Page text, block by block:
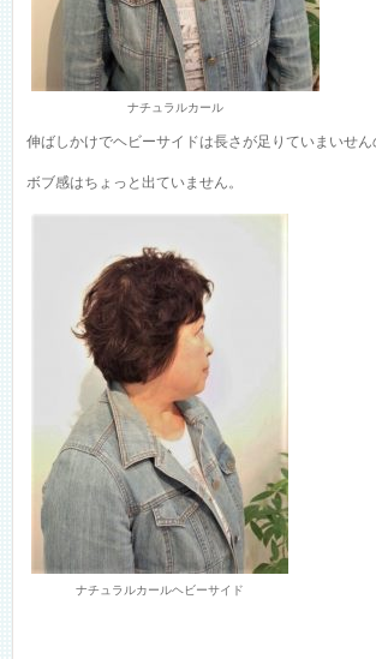
ナチュラルカール
伸ばしかけでヘビーサイドは長さが足りていまいせん
ボブ感はちょっと出ていません。
ナチュラルカールヘビーサイド